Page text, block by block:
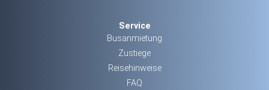
Service
Busanmietung
Zustiege
Reisehinweise
FAQ